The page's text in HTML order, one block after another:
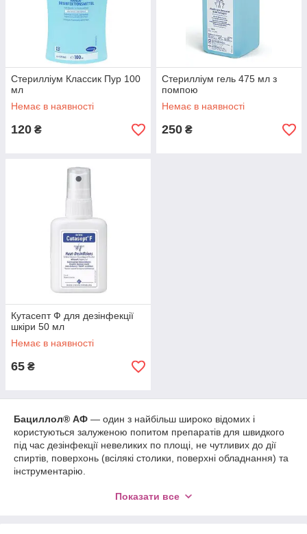
Стерилліум Классик Пур 100
мл
Немає в наявності
120 ₴
Стерилліум гель 475 мл з
помпою
Немає в наявності
250 ₴
Кутасепт Ф для дезінфекції
шкіри 50 мл
Немає в наявності
65 ₴
Бациллол® АФ ― один з найбільш широко відомих і
користуються залуженою попитом препаратів для швидкого
під час дезінфекції невеликих по площі, не чутливих до дії
спиртів, поверхонь (всілякі столики, поверхні обладнання) та
інструментарію.
– спиртової антисептичний розчин для всіх типів
Показати все